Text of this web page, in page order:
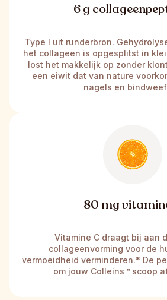
6 g
Type I uit runderbron.
het collageen is opgesplitst in
lost het makkelijk op zonder
een eiwit dat van nature
nagels en
80 mg
Vitamine C draagt bij aan
collageenvorming voor de
vermoeidheid verminderen.* De
om jouw Colleins™ scoop